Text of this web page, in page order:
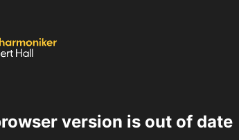
version is out of date